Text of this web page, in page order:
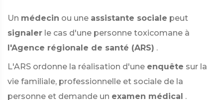
Un médecin ou une assistante sociale peut
signaler le cas d'une personne toxicomane à
l'Agence régionale de santé (ARS) .
L'ARS ordonne la réalisation d'une enquête sur la
vie familiale, professionnelle et sociale de la
personne et demande un examen médical .